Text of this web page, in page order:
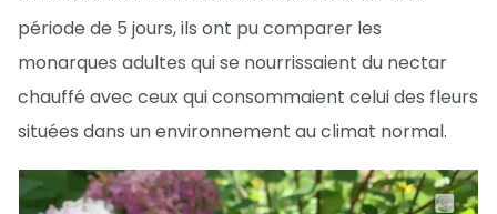
période de 5 jours, ils ont pu comparer les
monarques adultes qui se nourrissaient du nectar
chauffé avec ceux qui consommaient celui des fleurs
situées dans un environnement au climat normal.